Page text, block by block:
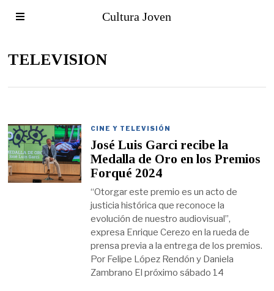
Cultura Joven
TELEVISION
CINE Y TELEVISIÓN
José Luis Garci recibe la
Medalla de Oro en los Premios
Forqué 2024
“Otorgar este premio es un acto de
justicia histórica que reconoce la
evolución de nuestro audiovisual”,
expresa Enrique Cerezo en la rueda de
prensa previa a la entrega de los premios.
Por Felipe López Rendón y Daniela
Zambrano El próximo sábado 14